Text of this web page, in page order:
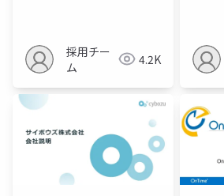
採用チー
ム
4.2K